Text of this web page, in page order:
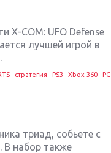
X-COM: UFO Defense
лучшей игрой в
стратегия PS3 Xbox 360 PC
триад, собьете с
В набор также